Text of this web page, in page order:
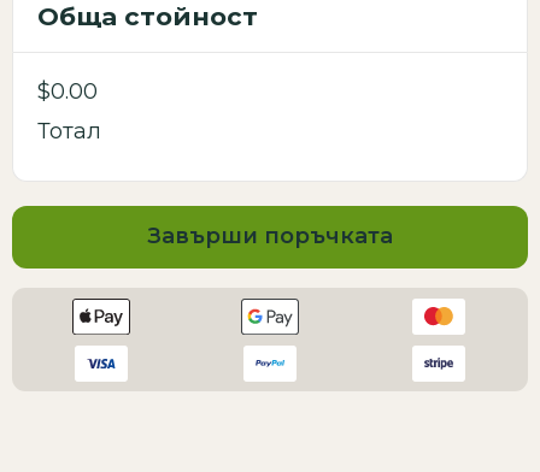
Обща стойност
$0.00
Тотал
Завърши поръчката